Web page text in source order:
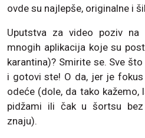
ovde su najlepše, originalne i
Uputstva za video poziv
mnogih aplikacija koje su
karantina)? Smirite se. Sve
i gotovi ste! O da, jer je
odeće (dole, da tako
pidžami ili čak u šortsu
znaju).